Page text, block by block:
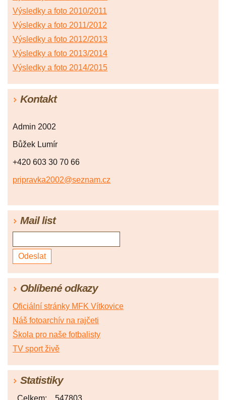
Výsledky a foto 2010/2011
Výsledky a foto 2011/2012
Výsledky a foto 2012/2013
Výsledky a foto 2013/2014
Výsledky a foto 2014/2015
Kontakt
Admin 2002
Bůžek Lumír
+420 603 30 70 66
pripravka2002@seznam.cz
Mail list
Oblíbené odkazy
Oficiální stránky MFK Vítkovice
Náš fotoarchív na rajčeti
Škola pro naše fotbalisty
TV sport živě
Statistiky